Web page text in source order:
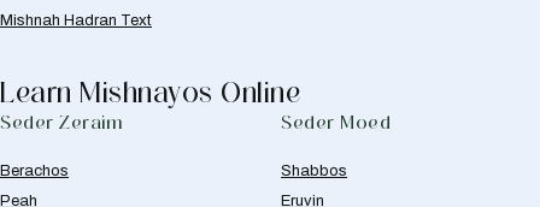
Mishnah Hadran Text
Learn Mishnayos Online
Seder Zeraim
Berachos
Peah
Seder Moed
Shabbos
Eruvin